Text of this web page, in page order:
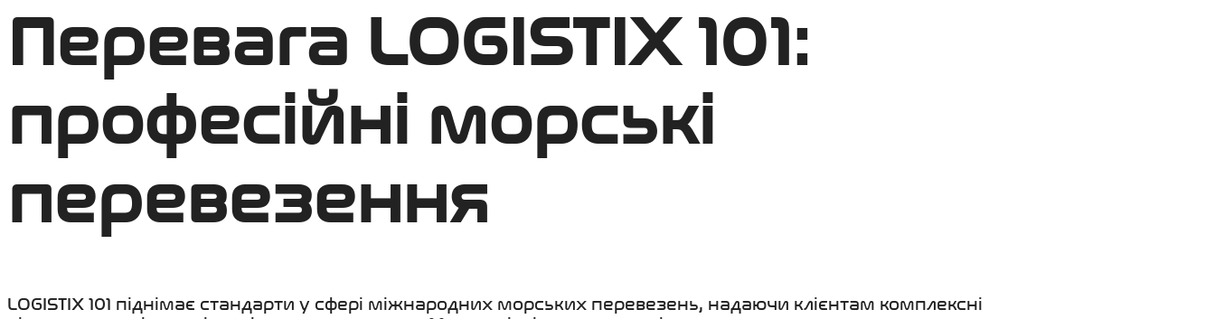
Перевага LOGISTIX 101:
професійні морські
перевезення
LOGISTIX 101 піднімає стандарти у сфері міжнародних морських перевезень, надаючи клієнтам комплексні